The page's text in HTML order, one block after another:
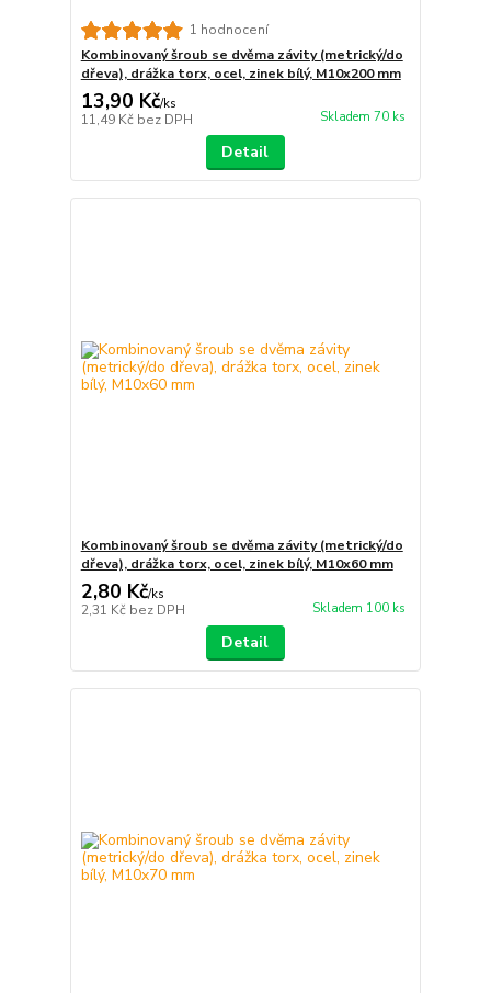
1 hodnocení
Kombinovaný šroub se dvěma závity (metrický/do
dřeva), drážka torx, ocel, zinek bílý, M10x200 mm
13,90 Kč/ks
11,49 Kč bez DPH Skladem 70 ks
Detail
Kombinovaný šroub se dvěma závity (metrický/do
dřeva), drážka torx, ocel, zinek bílý, M10x60 mm
2,80 Kč/ks
2,31 Kč bez DPH Skladem 100 ks
Detail